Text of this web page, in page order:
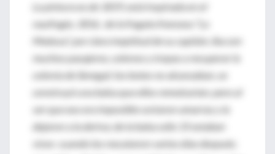
La pintura es de 1819, está inspirada en el
naufragio, 1816, de la fragata francesa “La
Medusa”, por clara ineptitud de su capitán; iba con
muchos pasajeros, colonos y tropas a recuperar la
colonia de Senegal; los botes no alcanzaban, se
construyó una balsa que ellos remolcarían; pero al
ver que eso era imposible cortaron amarras y la
dejaron a la deriva; de la balsa sólo 15 estaban
vivos cuando los rescataron varios días después;